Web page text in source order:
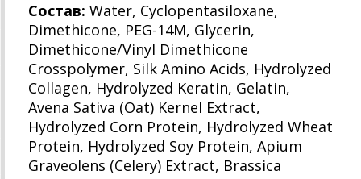
Состав: Water, Cyclopentasiloxane,
Dimethicone, PEG-14M, Glycerin,
Dimethicone/Vinyl Dimethicone
Crosspolymer, Silk Amino Acids, Hydrolyzed
Collagen, Hydrolyzed Keratin, Gelatin,
Avena Sativa (Oat) Kernel Extract,
Hydrolyzed Corn Protein, Hydrolyzed Wheat
Protein, Hydrolyzed Soy Protein, Apium
Graveolens (Celery) Extract, Brassica